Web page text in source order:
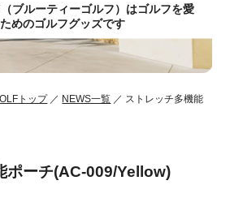
ブルーティーゴルフ）はゴルフを愛
めのゴルフグッズです
トップ／ NEWS一覧 ／ ストレッチ多機能
ポーチ(AC-009/Yellow)